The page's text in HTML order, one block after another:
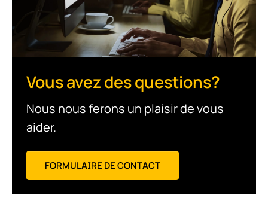
Vous avez des questions?
Nous nous ferons un plaisir de vous
aider.
FORMULAIRE DE CONTACT